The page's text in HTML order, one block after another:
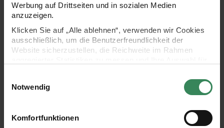
Werbung auf Drittseiten und in sozialen Medien
anzuzeigen.
Klicken Sie auf „Alle ablehnen“, verwenden wir Cookies
ausschließlich, um die Benutzerfreundlichkeit der
Website sicherzustellen, die Reichweite im Rahmen
Ihre Einwilligung ist freiwillig und kann jederzeit über den
Link „Cookie-Einstellungen“ im Fußbereich der Seite
verwendeten Technologien und den Empfängern der
Daten finden Sie in unserer Datenschutzerklärung.
Notwendig
Komfortfunktionen
aufregende Seidenmischung besticht durch die besondere
Optik verleiht. Die Qualität beeindruckt mit ihrem edlen,
matten Glanz.
Zusammensetzung: 45% Baumwolle, 45% Seide und 10%
Lauflänge: 210m /50g